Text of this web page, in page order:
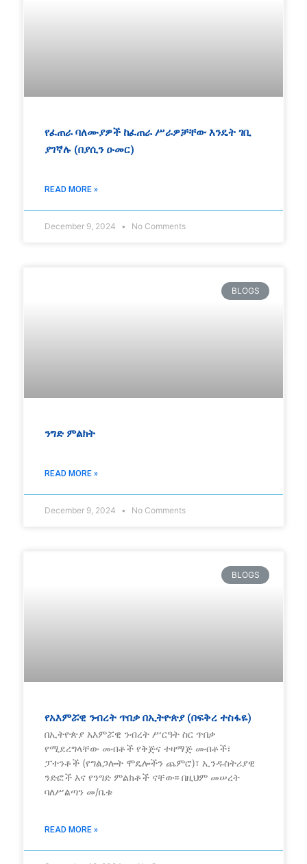
የፈጠራ ባለሙያዎች ከፈጠራ ሥራዎቻቸው እንዴት ገቢ
ያገኛሉ (በያሲን ዑመር)
READ MORE »
December 9, 2024 No Comments
BLOGS
ንግድ ምልክት
READ MORE »
December 9, 2024 No Comments
BLOGS
የአእምሯዊ ንብረት ጥበቃ በኢትዮጵያ (በፍቅረ ተስፋዬ)
በኢትዮጵያ አእምሯዊ ንብረት ሥርዓት ስር ጥበቃ
የሚደረግላቸው መብቶች የቅጅና ተዛማጅ መብቶች፣
ፓተንቶች (የግልጋሎት ሞዴሎችን ጨምሮ)፣ ኢንዱስትሪያዊ
ንድፎች እና የንግድ ምልክቶች ናቸው፡፡ በዚህም መሠረት
ባለሥልጣን መ/ቤቱ
READ MORE »